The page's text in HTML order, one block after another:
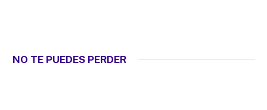
NO TE PUEDES PERDER